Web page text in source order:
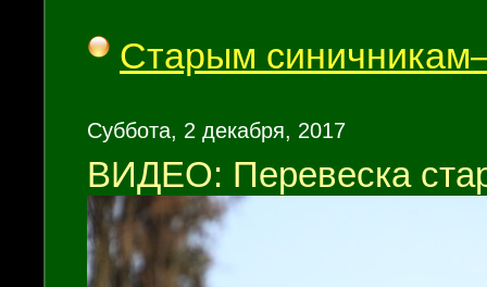
Старым
Суббота, 2 декабря, 2017
ВИДЕО: Перевеска